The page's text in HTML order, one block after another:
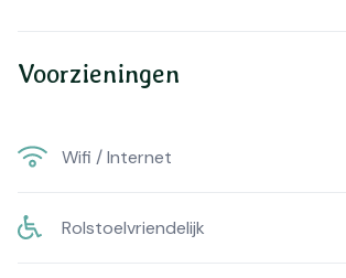
Voorzieningen
Wifi / Internet
Rolstoelvriendelijk